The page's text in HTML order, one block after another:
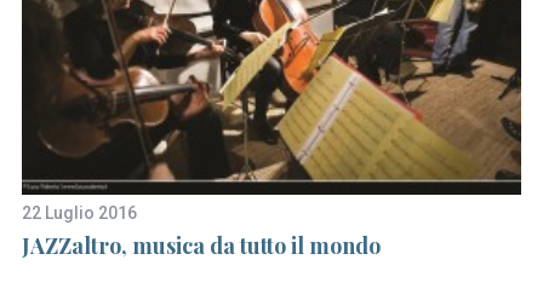
22 Luglio 2016
JAZZaltro, musica da tutto il mondo